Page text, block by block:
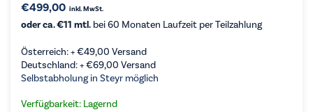
€499,00 inkl. MwSt.
oder ca. €11 mtl. bei 60 Monaten Laufzeit per Teilzahlung
Österreich: +€49,00 Versand
Deutschland: +€69,00 Versand
Selbstabholung in Steyr möglich
Verfügbarkeit: Lagernd